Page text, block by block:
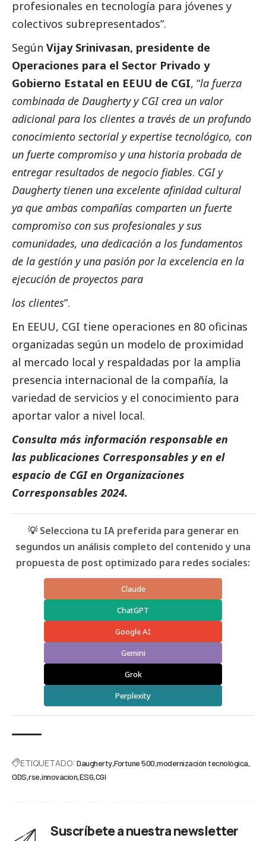
profesionales en tecnología para jóvenes y
colectivos subrepresentados”.
Según Vijay Srinivasan, presidente de
Operaciones para el Sector Privado y
Gobierno Estatal en EEUU de CGI, “la fuerza
combinada de Daugherty y CGI crea un valor
adicional para los clientes a través de un profundo
conocimiento sectorial y expertise tecnológico, con
un fuerte compromiso y una historia probada de
entregar resultados de negocio fiables. CGI y
Daugherty tienen una excelente afinidad cultural
ya que ambas compañías comparten un fuerte
compromiso con sus profesionales y sus
comunidades, una dedicación a los fundamentos
de la gestión y una pasión por la excelencia en la
ejecución de proyectos para
los clientes”.
En EEUU, CGI tiene operaciones en 80 oficinas
organizadas según un modelo de proximidad
al mercado local y respaldadas por la amplia
presencia internacional de la compañía, la
variedad de servicios y el conocimiento para
aportar valor a nivel local.
Consulta más información responsable en
las publicaciones Corresponsables y en el
espacio de CGI en Organizaciones
Corresponsables 2024.
💡 Selecciona tu IA preferida para generar en
segundos un análisis completo del contenido y una
propuesta de post optimizado para redes sociales:
Claude
ChatGPT
Google AI
Gemini
Grok
Perplexity
ETIQUETADO: Daugherty Fortune 500 modernización tecnológica
ODS rse innovacion ESG CGI
Suscríbete a nuestra newsletter